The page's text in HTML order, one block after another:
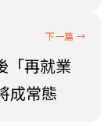
「再就業
成常態